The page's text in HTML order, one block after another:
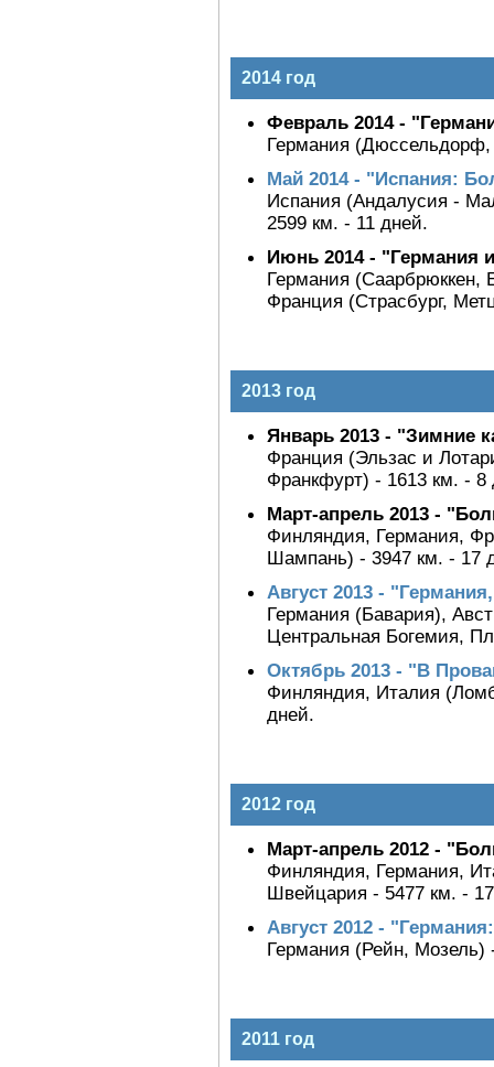
2014 год
Февраль 2014 -
Германия
Май 2014 - "Испания:
Испания (Андалусия -
2599 км. - 11 дней.
Июнь 2014 - "Германия
Германия
Франция (Страсбург,
2013 год
Январь 2013 - "Зимние
Франция (Эльзас и
Франкфурт) - 1613 км. - 8
Март-апрель 2013 -
Финляндия, Германия,
Шампань) - 3947 км. - 17
Август 2013 -
Германия (Бавария),
Центральная Богемия,
Октябрь 2013 - "В
Финляндия, Италия
дней.
2012 год
Март-апрель 2012 -
Финляндия, Германия,
Швейцария - 5477 км. -
Август 2012 -
Германия (Рейн, Мозель)
2011 год